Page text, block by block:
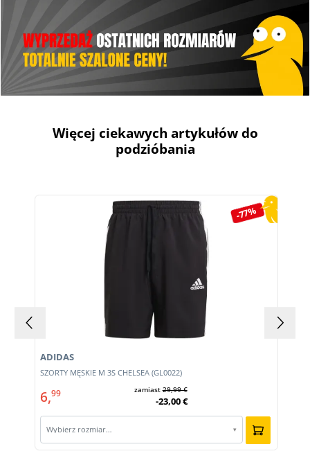
Więcej ciekawych artykułów do
podzióbania
Pomiń galerię produktów
-77%
SZORTY MĘSKIE M 3S CHELSEA (GL0022)
ADIDAS
6,99 zamiast29,99 €
-23,00 €
Wybierz rozmiar… ▾